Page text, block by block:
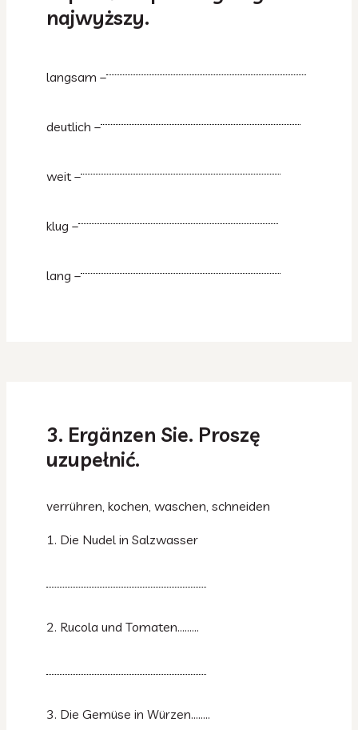
najwyższy.
langsam –
deutlich –
weit –
klug –
lang –
3. Ergänzen Sie. Proszę
uzupełnić.
verrühren, kochen, waschen, schneiden
1. Die Nudel in Salzwasser
2. Rucola und Tomaten………
3. Die Gemüse in Würzen……..